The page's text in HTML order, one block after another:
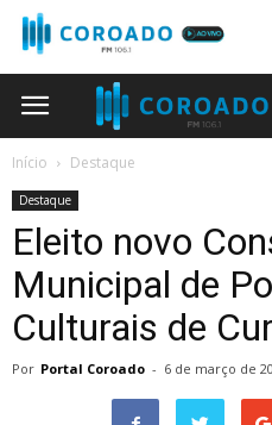
Início Destaque
Destaque
Eleito novo
Municipal de
Culturais de
Por Portal Coroado - 6 de março de